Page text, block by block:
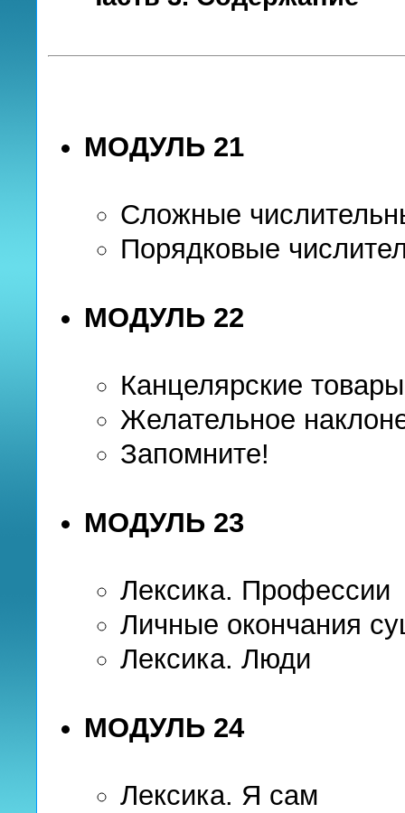
МОДУЛЬ 21
Сложные
Порядковые
МОДУЛЬ 22
Канцелярские товары
Желательное
Запомните!
МОДУЛЬ 23
Лексика. Профессии
Личные окончания
Лексика. Люди
МОДУЛЬ 24
Лексика. Я сам